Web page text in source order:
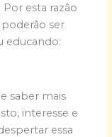
esta razão
ser
educando:
saber mais
interesse e
essa